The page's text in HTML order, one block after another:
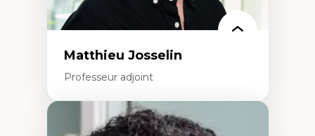
Matthieu Josselin
Professeur adjoint
Expertises